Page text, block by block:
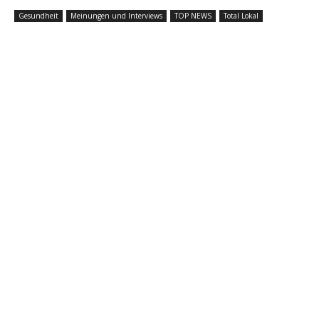
Gesundheit Meinungen und Interviews TOP NEWS Total Lokal